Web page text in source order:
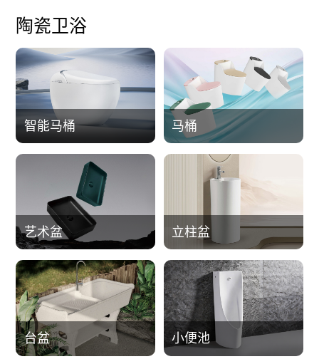
陶瓷卫浴
智能马桶 马桶
艺术盆 立柱盆
台盆 小便池